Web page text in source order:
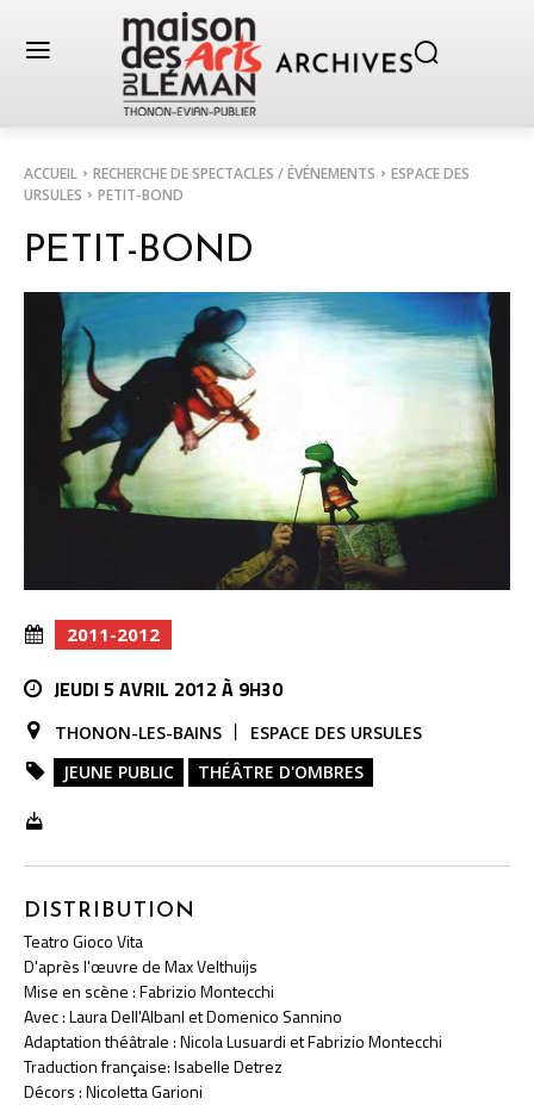
ACCUEIL RECHERCHE DE SPECTACLES / ÉVÉNEMENTS
ESPACE DES
URSULES
PETIT-BOND
PETIT-BOND
2011-2012
JEUDI 5 AVRIL 2012 À 9H30
THONON-LES-BAINS
ESPACE DES URSULES
JEUNE PUBLIC
THÉÂTRE D'OMBRES
DISTRIBUTION
Teatro Gioco Vita
D'après l'œuvre de Max Velthuijs
Mise en scène : Fabrizio Montecchi
Avec : Laura Dell'Albanl et Domenico Sannino
Adaptation théâtrale : Nicola Lusuardi et Fabrizio Montecchi
Traduction française: Isabelle Detrez
Décors : Nicoletta Garioni